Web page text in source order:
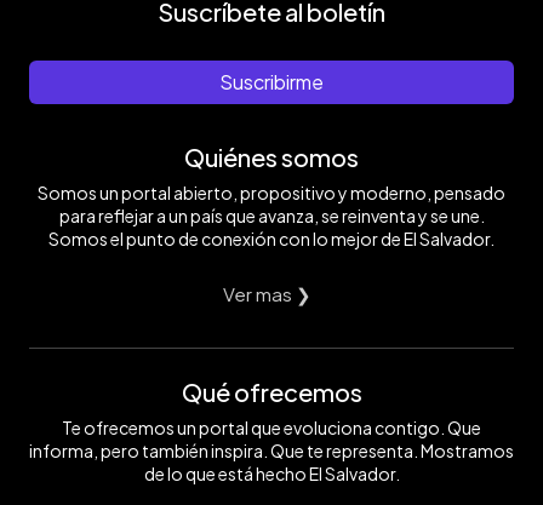
Suscríbete al boletín
Suscribirme
Quiénes somos
Somos un portal abierto, propositivo y moderno, pensado
para reflejar a un país que avanza, se reinventa y se une.
Somos el punto de conexión con lo mejor de El Salvador.
Ver mas ❯
Qué ofrecemos
Te ofrecemos un portal que evoluciona contigo. Que
informa, pero también inspira. Que te representa. Mostramos
de lo que está hecho El Salvador.